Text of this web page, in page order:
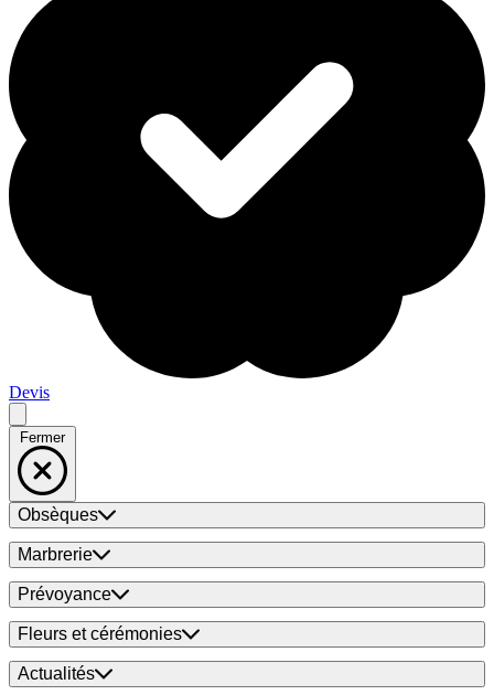
Devis
Fermer
Obsèques
Marbrerie
Prévoyance
Fleurs et cérémonies
Actualités